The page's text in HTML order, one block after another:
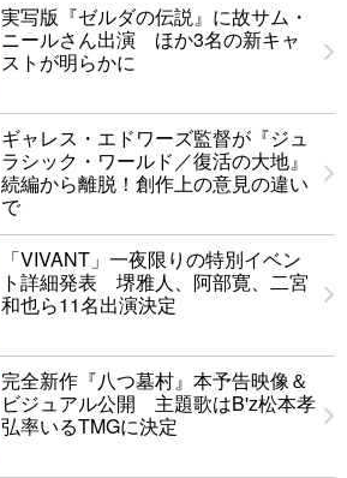
実写版『ゼルダの伝説』に故サム・
ニールさん出演 ほか3名の新キャ
ストが明らかに
ギャレス・エドワーズ監督が『ジュ
ラシック・ワールド／復活の大地』
続編から離脱！創作上の意見の違い
で
「VIVANT」一夜限りの特別イベン
ト詳細発表 堺雅人、阿部寛、二宮
和也ら11名出演決定
完全新作『八つ墓村』本予告映像＆
ビジュアル公開 主題歌はB'z松本孝
弘率いるTMGに決定